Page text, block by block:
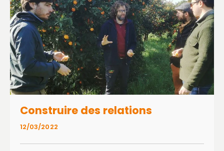
12/03/2022
Construire des relations